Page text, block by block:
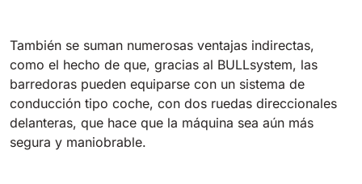
También se suman numerosas ventajas indirectas,
como el hecho de que, gracias al BULLsystem, las
barredoras pueden equiparse con un sistema de
conducción tipo coche, con dos ruedas direccionales
delanteras, que hace que la máquina sea aún más
segura y maniobrable.